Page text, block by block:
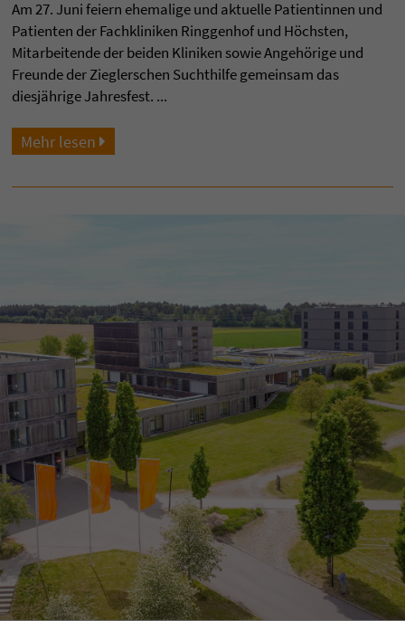
Am 27. Juni feiern ehemalige und aktuelle Patientinnen und
Patienten der Fachkliniken Ringgenhof und Höchsten,
Mitarbeitende der beiden Kliniken sowie Angehörige und
Freunde der Zieglerschen Suchthilfe gemeinsam das
diesjährige Jahresfest. ...
Mehr lesen